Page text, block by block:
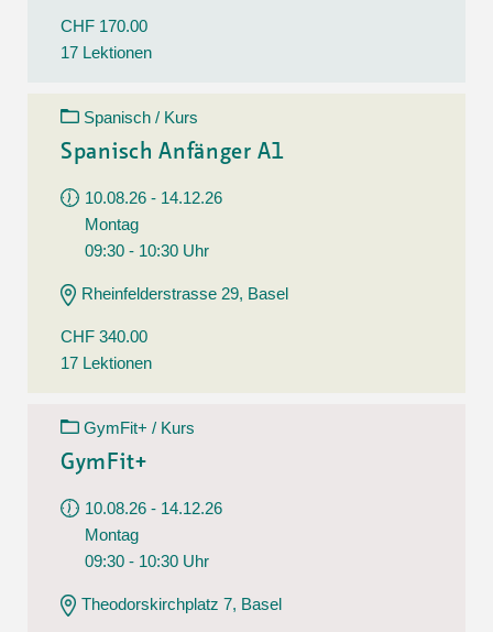
CHF 170.00
17 Lektionen
Spanisch / Kurs
Spanisch Anfänger A1
10.08.26 - 14.12.26
Montag
09:30 - 10:30 Uhr
Rheinfelderstrasse 29, Basel
CHF 340.00
17 Lektionen
GymFit+ / Kurs
GymFit+
10.08.26 - 14.12.26
Montag
09:30 - 10:30 Uhr
Theodorskirchplatz 7, Basel